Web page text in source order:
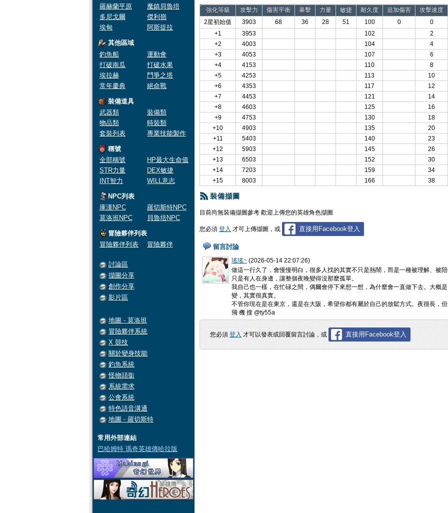
羅赫蘭平原
魔鎮貝魯培
多尼戈爾
傑利嶺
埃甸
阿斯提拉
其他區域
釣魚船
運動會
打破南瓜
打破水果
埃拉赫
鬥爭之塔
常年慶典
絕命戰
裝備道具
武器類
裝備類
物品類
時裝類
套裝列表
專業技能製作
稱號
全部稱號
HP最大生命值
STR力量
DEX敏捷
INT智力
WILL意志
NPC列表
庫漢NPC
羅切斯特NPC
莫洛班NPC
貝魯培NPC
冒險夥伴列表
冒險夥伴列表
冒險夥伴
討論區
擷圖分享
創作分享
影片區
地圖 - 莫洛班
冒險夥伴系統
X 競技
關於變身技能
釣魚系統
怪物頭銜
系統需求
公會系統
特色語音溝通
地圖 - 羅切斯特
常用外部連結
巴哈姆特 瑪奇英雄傳哈拉版
強化等級 攻擊力 傷害平衡 暴擊 力量 敏捷 耐久度 追加傷害
攻擊速度
2星初始值
3903 68 36 28 51 100 0
0
+1
3953 102
2
+2
4003 104
4
+3
4053 107
6
+4
4153 110
8
+5
4253 113
10
+6
4353 117
12
+7
4453 121
14
+8
4603 125
16
+9
4753 130
18
+10
4903 135
20
+11
5403 140
23
+12
5903 145
26
+13
6503 152
30
+14
7203 159
34
+15
8003 166 38
裝備擷圖
目前尚無裝備擷圖參考 歡迎上傳您的英雄角色擷圖
您必須 登入 才可上傳擷圖，或 直接用Facebook登入
留言討論
瑤瑤~ (2026-05-14 22:07:26)
做這一行久了，會慢慢明白，很多人找的其實不只是熱鬧，而是一種被理解、被
只是有人在身邊，讓整個夜晚變得沒那麼孤單。
我自己也一樣，在忙碌之間，偶爾會停下來想一想，為什麼會一直做下去。大概
變，其實很真實。
不管你現在是在東京，還是在大阪，希望你都有屬於自己的放鬆方式。夜很長，
飛 機 搜 @ty55a
您必須 登入 才可以發表或回覆留言討論，或 直接用Facebook登入